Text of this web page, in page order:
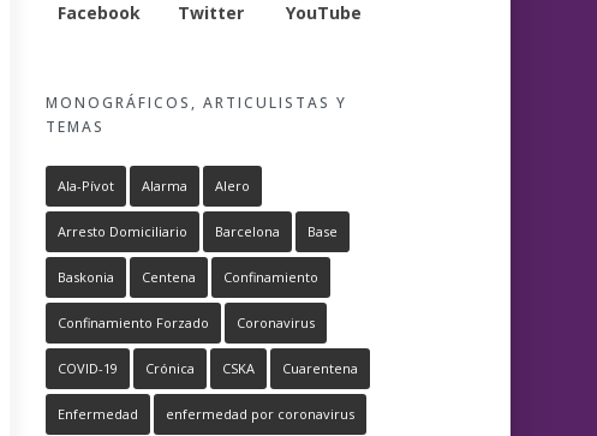
Facebook Twitter YouTube
MONOGRÁFICOS, ARTICULISTAS Y
TEMAS
Ala-Pívot Alarma Alero
Arresto Domiciliario Barcelona Base
Baskonia Centena Confinamiento
Confinamiento Forzado Coronavirus
COVID-19 Crónica CSKA Cuarentena
Enfermedad enfermedad por coronavirus